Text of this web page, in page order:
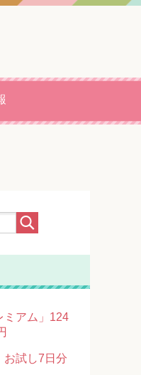
ミアム」124
お試し7日分